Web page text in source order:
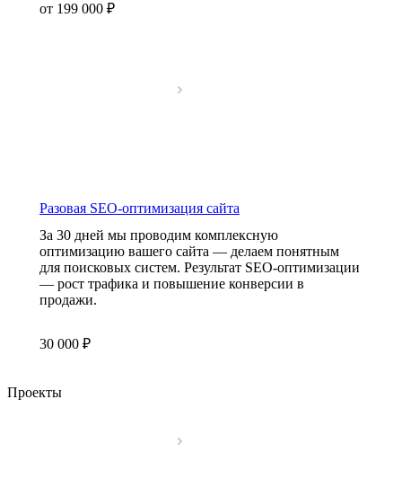
от 199 000 ₽
Разовая SEO-оптимизация сайта
За 30 дней мы проводим комплексную
оптимизацию вашего сайта — делаем понятным
для поисковых систем. Результат SEO-оптимизации
— рост трафика и повышение конверсии в
продажи.
30 000 ₽
Проекты